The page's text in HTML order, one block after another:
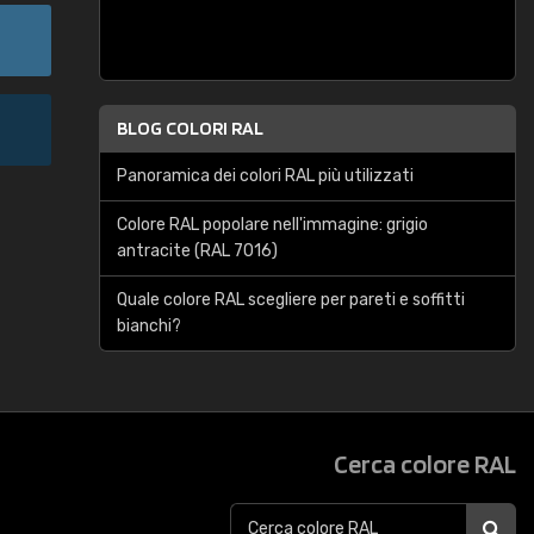
BLOG COLORI RAL
Panoramica dei colori RAL più utilizzati
Colore RAL popolare nell'immagine: grigio
antracite (RAL 7016)
Quale colore RAL scegliere per pareti e soffitti
bianchi?
Cerca colore RAL